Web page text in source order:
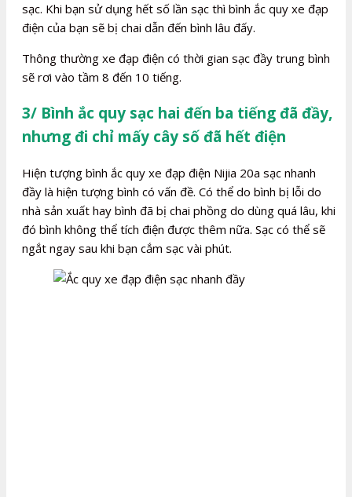
sạc. Khi bạn sử dụng hết số lần sạc thì bình ắc quy xe đạp
điện của bạn sẽ bị chai dẫn đến bình lâu đấy.
Thông thường xe đạp điện có thời gian sạc đầy trung bình
sẽ rơi vào tầm 8 đến 10 tiếng.
3/ Bình ắc quy sạc hai đến ba tiếng đã đầy,
nhưng đi chỉ mấy cây số đã hết điện
Hiện tượng bình ắc quy xe đạp điện Nijia 20a sạc nhanh
đầy là hiện tượng bình có vấn đề. Có thể do bình bị lỗi do
nhà sản xuất hay bình đã bị chai phồng do dùng quá lâu, khi
đó bình không thể tích điện được thêm nữa. Sạc có thể sẽ
ngắt ngay sau khi bạn cắm sạc vài phút.